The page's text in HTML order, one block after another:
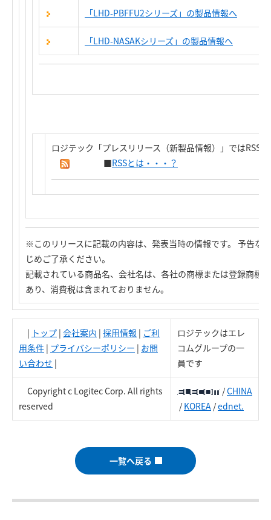
「LHD-PBFFU2シリーズ」の製品情報へ
「LHD-NASAKシリーズ」の製品情報へ
ロジテック「プレスリリース（新製品情報）」ではRSS
■RSSとは・・・？
※このリリースに記載の内容は、発表当時の情報です。 予告な
じめご了承ください。
記載されている商品名、会社名は、各社の商標または登録商標
あり、消費税は含まれておりません。
| トップ | 会社案内 | 採用情報 | ご利
用条件 | プライバシーポリシー | お問
い合わせ |
ロジテックはエレ
コムグループの一
員です
Copyright c Logitec Corp. All rights
reserved
/CHINA
/KOREA /ednet.
一覧へ戻る